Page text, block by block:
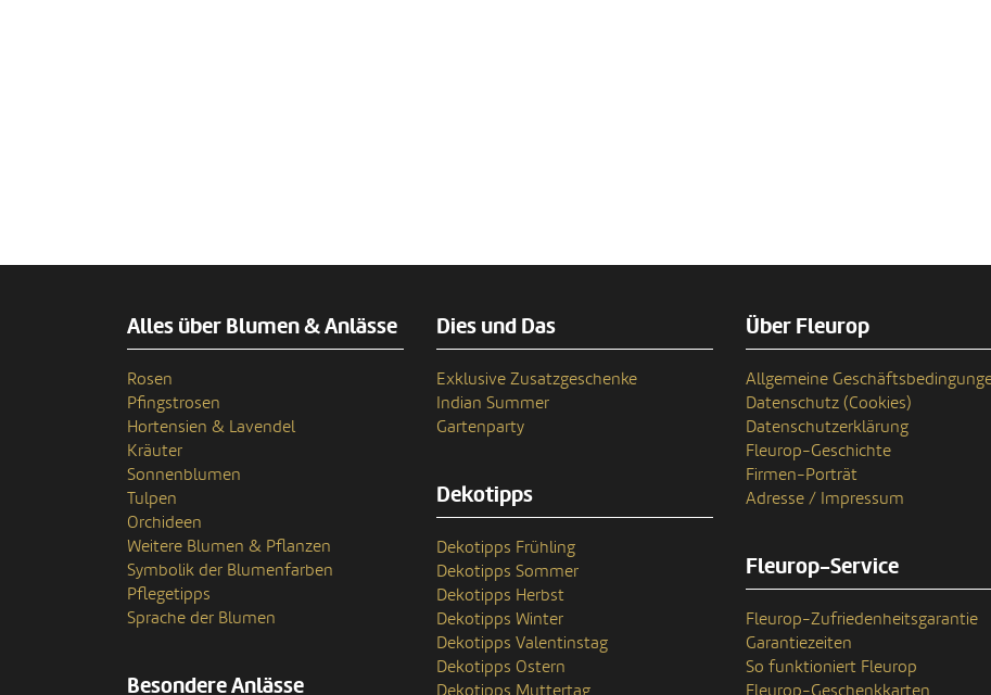
Alles über Blumen & Anlässe
Rosen
Pfingstrosen
Hortensien & Lavendel
Kräuter
Sonnenblumen
Tulpen
Orchideen
Weitere Blumen & Pflanzen
Symbolik der Blumenfarben
Pflegetipps
Sprache der Blumen
Besondere Anlässe
Dies und Das
Exklusive Zusatzgeschenke
Indian Summer
Gartenparty
Dekotipps
Dekotipps Frühling
Dekotipps Sommer
Dekotipps Herbst
Dekotipps Winter
Dekotipps Valentinstag
Dekotipps Ostern
Dekotipps Muttertag
Über Fleurop
Allgemeine
Datenschutz (Cookies)
Datenschutzerklärung
Fleurop-Geschichte
Firmen-Porträt
Adresse / Impressum
Fleurop-Service
Fleurop-Zufriedenheitsgarantie
Garantiezeiten
So funktioniert Fleurop
Fleurop-Geschenkkarten